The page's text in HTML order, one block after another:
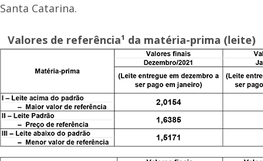
Santa Catarina.
Valores de referência¹ da matéria-prima (leite)